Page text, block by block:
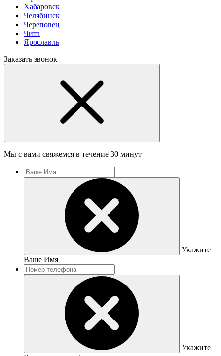
Хабаровск
Челябинск
Череповец
Чита
Ярославль
Заказать звонок
Мы с вами свяжемся в течение 30 минут
Укажите
Ваше Имя
Укажите